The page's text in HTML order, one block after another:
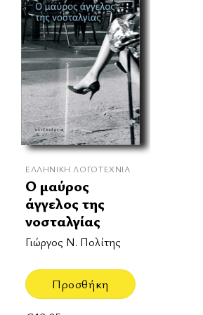
ΕΛΛΗΝΙΚΉ ΛΟΓΟΤΕΧΝΊΑ
Ο μαύρος
άγγελος της
νοσταλγίας
Γιώργος Ν. Πολίτης
Προσθήκη